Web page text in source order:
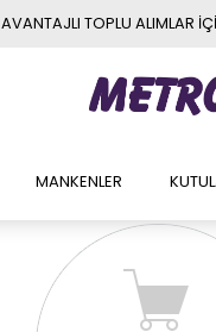
AVANTAJLI TOPLU ALIMLAR
MANKENLER